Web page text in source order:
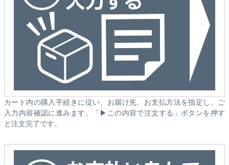
カート内の購入手続きに従い、お届け先、お支払方法を指定し、ご
入力内容確認に進みます。「▶この内容で注文する」ボタンを押す
と注文完了です。